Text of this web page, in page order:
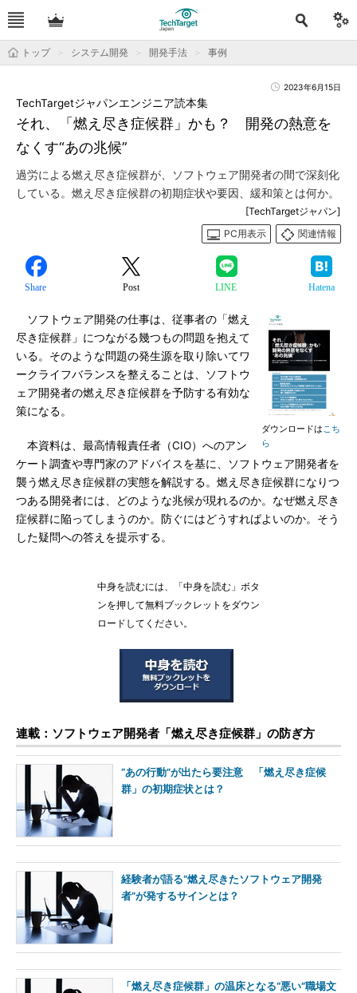
トップ システム開発 開発手法 事例
2023年6月15日
それ、「燃え尽き症候群」かも？ 開発の熱意を
なくす“あの兆候”
TechTargetジャパンエンジニア読本集
過労による燃え尽き症候群が、ソフトウェア開発者の間で深刻化
している。燃え尽き症候群の初期症状や要因、緩和策とは何か。
[TechTargetジャパン]
PC用表示
関連情報
Share Post LINE Hatena
ダウンロードはこち
ら
ソフトウェア開発の仕事は、従事者の「燃え
尽き症候群」につながる幾つもの問題を抱えて
いる。そのような問題の発生源を取り除いてワ
ークライフバランスを整えることは、ソフトウ
ェア開発者の燃え尽き症候群を予防する有効な
策になる。
本資料は、最高情報責任者（CIO）へのアン
ケート調査や専門家のアドバイスを基に、ソフトウェア開発者を
襲う燃え尽き症候群の実態を解説する。燃え尽き症候群になりつ
つある開発者には、どのような兆候が現れるのか。なぜ燃え尽き
症候群に陥ってしまうのか。防ぐにはどうすればよいのか。そう
した疑問への答えを提示する。
中身を読むには、「中身を読む」ボタ
ンを押して無料ブックレットをダウン
ロードしてください。
連載：ソフトウェア開発者「燃え尽き症候群」の防ぎ方
“あの行動”が出たら要注意 「燃え尽き症候
群」の初期症状とは？
経験者が語る“燃え尽きたソフトウェア開発
者”が発するサインとは？
「燃え尽き症候群」の温床となる“悪い”職場文